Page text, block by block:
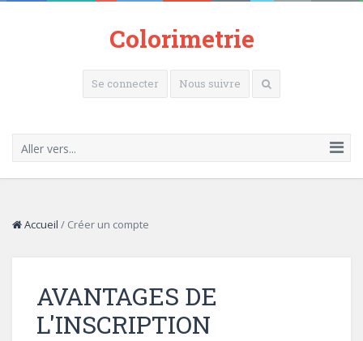
Colorimetrie
Se connecter Nous suivre
Aller vers...
Accueil / Créer un compte
AVANTAGES DE
L'INSCRIPTION